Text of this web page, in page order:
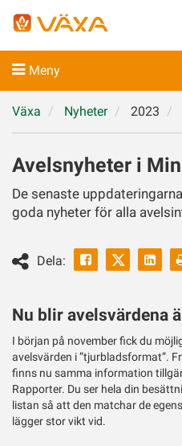
Meny
Växa Nyheter 2023
Avelsnyheter i
De senaste
goda nyheter för alla
Dela:
Facebook
Nu blir avelsvärdena
I början på november fick du
avelsvärden i ”tjurbladsformat”.
finns nu samma information
Rapporter. Du ser hela din
listan så att den matchar de
lägger stor vikt vid.